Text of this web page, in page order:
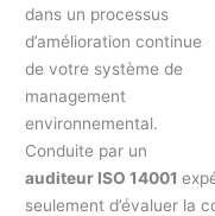
dans un processus
d’amélioration continue
de votre système de
management
environnemental.
Conduite par un
auditeur ISO 14001
seulement d’évaluer la